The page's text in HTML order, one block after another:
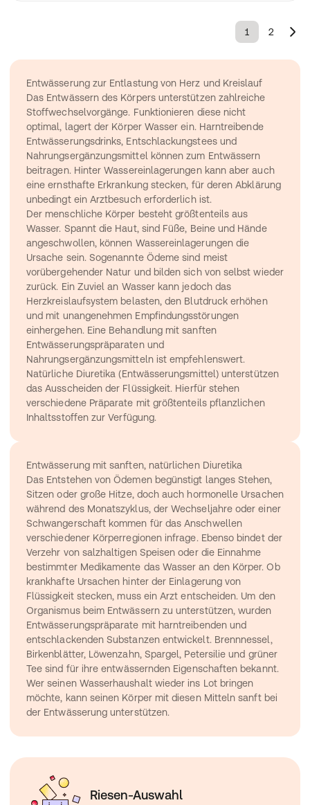
1 2
Entwässerung zur Entlastung von Herz und Kreislauf
Das Entwässern des Körpers unterstützen zahlreiche
Stoffwechselvorgänge. Funktionieren diese nicht
optimal, lagert der Körper Wasser ein. Harntreibende
Entwässerungsdrinks, Entschlackungstees und
Nahrungsergänzungsmittel können zum Entwässern
beitragen. Hinter Wassereinlagerungen kann aber auch
eine ernsthafte Erkrankung stecken, für deren Abklärung
unbedingt ein Arztbesuch erforderlich ist.
Der menschliche Körper besteht größtenteils aus
Wasser. Spannt die Haut, sind Füße, Beine und Hände
angeschwollen, können Wassereinlagerungen die
Ursache sein. Sogenannte Ödeme sind meist
vorübergehender Natur und bilden sich von selbst wieder
zurück. Ein Zuviel an Wasser kann jedoch das
Herzkreislaufsystem belasten, den Blutdruck erhöhen
und mit unangenehmen Empfindungsstörungen
einhergehen. Eine Behandlung mit sanften
Entwässerungspräparaten und
Nahrungsergänzungsmitteln ist empfehlenswert.
Natürliche Diuretika (Entwässerungsmittel) unterstützen
das Ausscheiden der Flüssigkeit. Hierfür stehen
verschiedene Präparate mit größtenteils pflanzlichen
Inhaltsstoffen zur Verfügung.
Entwässerung mit sanften, natürlichen Diuretika
Das Entstehen von Ödemen begünstigt langes Stehen,
Sitzen oder große Hitze, doch auch hormonelle Ursachen
während des Monatszyklus, der Wechseljahre oder einer
Schwangerschaft kommen für das Anschwellen
verschiedener Körperregionen infrage. Ebenso bindet der
Verzehr von salzhaltigen Speisen oder die Einnahme
bestimmter Medikamente das Wasser an den Körper. Ob
krankhafte Ursachen hinter der Einlagerung von
Flüssigkeit stecken, muss ein Arzt entscheiden. Um den
Organismus beim Entwässern zu unterstützen, wurden
Entwässerungspräparate mit harntreibenden und
entschlackenden Substanzen entwickelt. Brennnessel,
Birkenblätter, Löwenzahn, Spargel, Petersilie und grüner
Tee sind für ihre entwässernden Eigenschaften bekannt.
Wer seinen Wasserhaushalt wieder ins Lot bringen
möchte, kann seinen Körper mit diesen Mitteln sanft bei
der Entwässerung unterstützen.
Riesen-Auswahl